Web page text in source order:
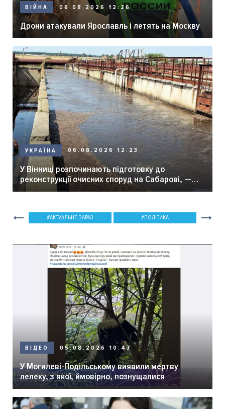
ВІЙНА 06.08.2026 12:26
Дрони атакували Ярославль і летять на Москву
УКРАЇНА 06.08.2026 12:23
У Вінниці розпочинають підготовку до
реконструкції очисних споруд на Сабарові, —
мер Вінниці.
АКТУАЛЬНЕ ЗАРАЗ ПОЛІТИКА
ВІДЕО 05.08.2026 10:47
У Могилеві-Подільському виявили мертву
лелеку, з якої, ймовірно, познущалися